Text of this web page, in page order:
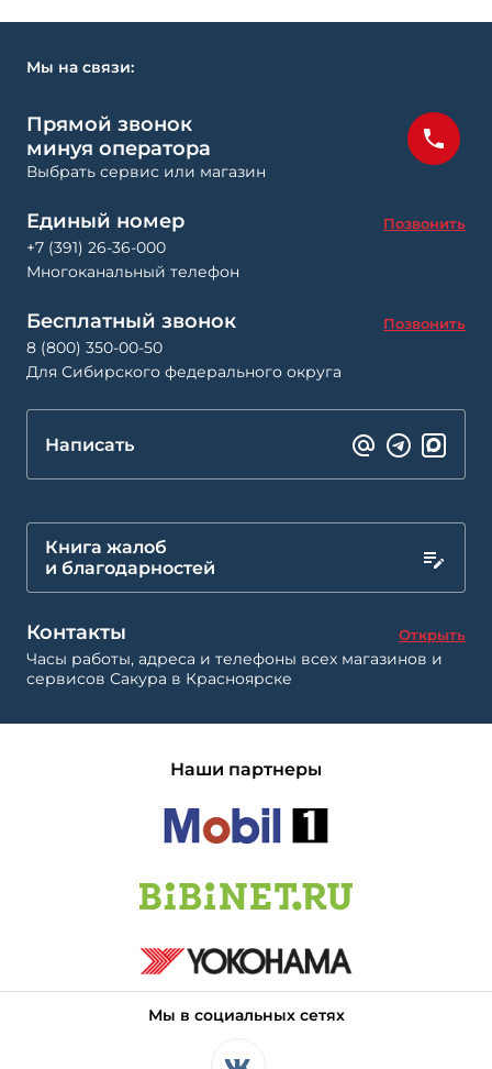
Мы на связи:
Прямой звонок
минуя оператора
Выбрать сервис или магазин
Единый номер Позвонить
+7 (391) 26-36-000
Многоканальный телефон
Бесплатный звонок Позвонить
8 (800) 350-00-50
Для Сибирского федерального округа
Написать
Книга жалоб
и благодарностей
Контакты Открыть
Часы работы, адреса и телефоны всех магазинов и
сервисов Сакура в Красноярске
Наши партнеры
Мы в социальных сетях